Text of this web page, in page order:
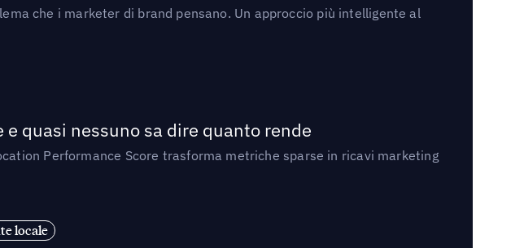
che i marketer di brand pensano. Un approccio più intelligente al
quasi nessuno sa dire quanto rende
Performance Score trasforma metriche sparse in ricavi marketing
locale